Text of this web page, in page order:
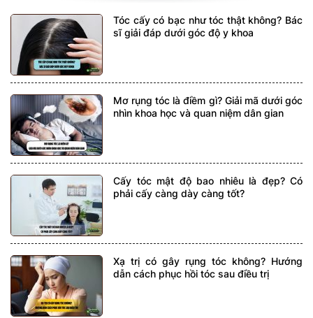
Tóc cấy có bạc như tóc thật không? Bác
sĩ giải đáp dưới góc độ y khoa
Mơ rụng tóc là điềm gì? Giải mã dưới góc
nhìn khoa học và quan niệm dân gian
Cấy tóc mật độ bao nhiêu là đẹp? Có
phải cấy càng dày càng tốt?
Xạ trị có gây rụng tóc không? Hướng
dẫn cách phục hồi tóc sau điều trị